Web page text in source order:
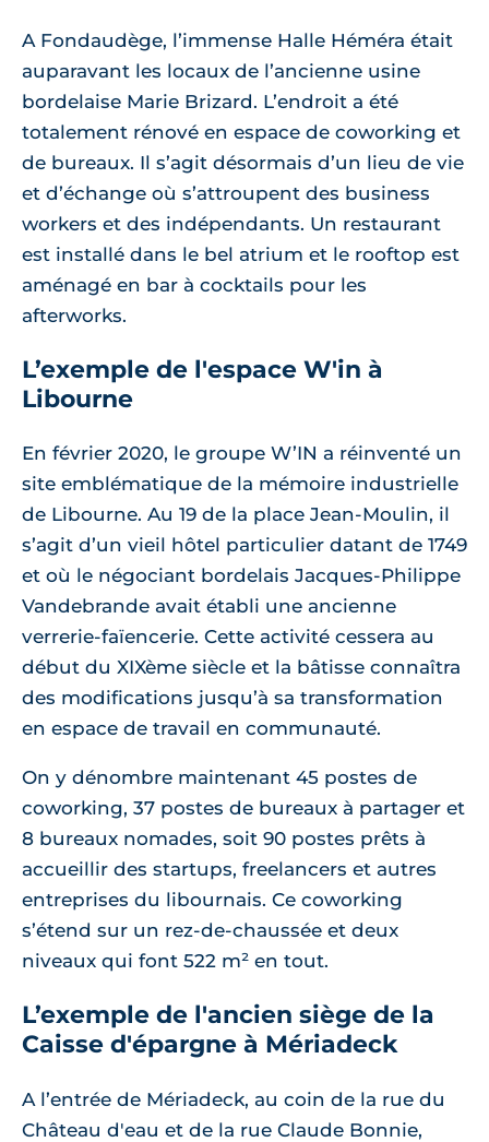
A Fondaudège, l’immense Halle Héméra était
auparavant les locaux de l’ancienne usine
bordelaise Marie Brizard. L’endroit a été
totalement rénové en espace de coworking et
de bureaux. Il s’agit désormais d’un lieu de vie
et d’échange où s’attroupent des business
workers et des indépendants. Un restaurant
est installé dans le bel atrium et le rooftop est
aménagé en bar à cocktails pour les
afterworks.
L’exemple de l'espace W'in à
Libourne
En février 2020, le groupe W’IN a réinventé un
site emblématique de la mémoire industrielle
de Libourne. Au 19 de la place Jean-Moulin, il
s’agit d’un vieil hôtel particulier datant de 1749
et où le négociant bordelais Jacques-Philippe
Vandebrande avait établi une ancienne
verrerie-faïencerie. Cette activité cessera au
début du XIXème siècle et la bâtisse connaîtra
des modifications jusqu’à sa transformation
en espace de travail en communauté.
On y dénombre maintenant 45 postes de
coworking, 37 postes de bureaux à partager et
8 bureaux nomades, soit 90 postes prêts à
accueillir des startups, freelancers et autres
entreprises du libournais. Ce coworking
s’étend sur un rez-de-chaussée et deux
niveaux qui font 522 m² en tout.
L’exemple de l'ancien siège de la
Caisse d'épargne à Mériadeck
A l’entrée de Mériadeck, au coin de la rue du
Château d'eau et de la rue Claude Bonnie,